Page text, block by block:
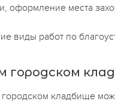
оформление места
виды работ по
городском
городском кладбище